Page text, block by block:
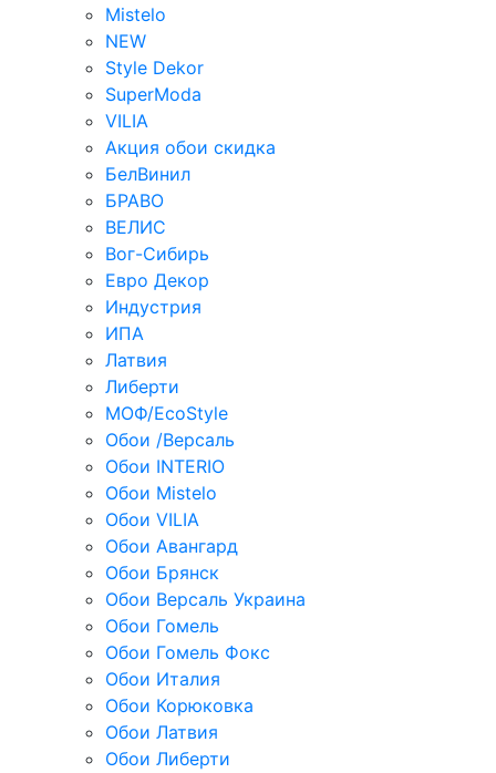
Mistelo
NEW
Style Dekor
SuperModa
VILIA
Акция обои скидка
БелВинил
БРАВО
ВЕЛИС
Вог-Сибирь
Евро Декор
Индустрия
ИПА
Латвия
Либерти
МОФ/EcoStyle
Обои /Версаль
Обои INTERIO
Обои Mistelo
Обои VILIA
Обои Авангард
Обои Брянск
Обои Версаль Украина
Обои Гомель
Обои Гомель Фокс
Обои Италия
Обои Корюковка
Обои Латвия
Обои Либерти